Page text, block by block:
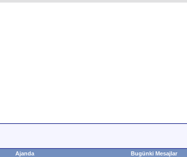
Ajanda Bugünki Mesajlar